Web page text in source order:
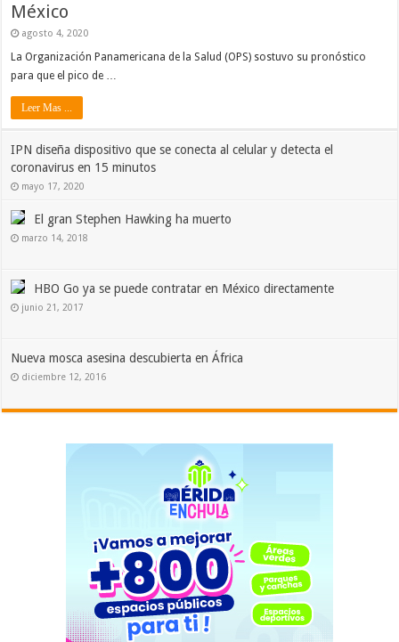
México
agosto 4, 2020
La Organización Panamericana de la Salud (OPS) sostuvo su pronóstico
para que el pico de …
Leer Mas ...
IPN diseña dispositivo que se conecta al celular y detecta el
coronavirus en 15 minutos
mayo 17, 2020
El gran Stephen Hawking ha muerto
marzo 14, 2018
HBO Go ya se puede contratar en México directamente
junio 21, 2017
Nueva mosca asesina descubierta en África
diciembre 12, 2016